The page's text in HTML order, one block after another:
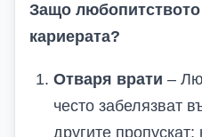
Защо
кариерата?
Отваря врати –
често забелязват
другите пропускат: